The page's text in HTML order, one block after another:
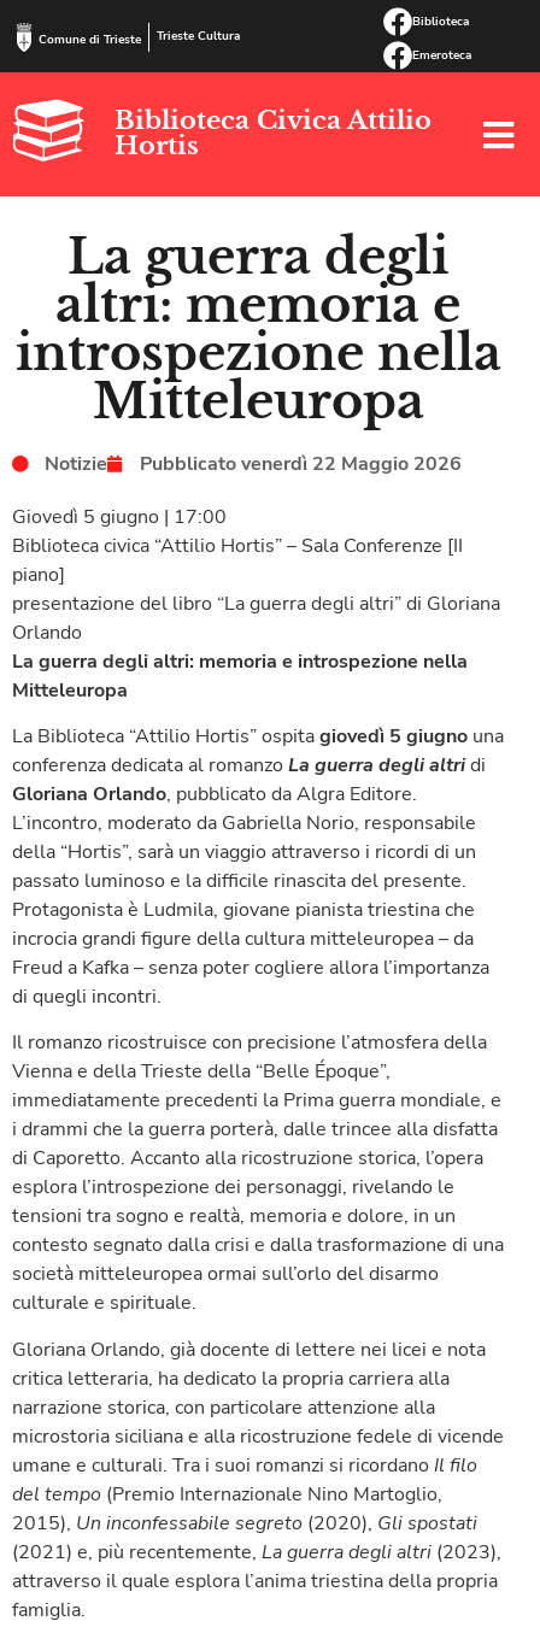
Comune di Trieste Trieste Cultura
Biblioteca
Emeroteca
Biblioteca Civica Attilio
Hortis
La guerra degli
altri: memoria e
introspezione nella
Mitteleuropa
Notizie Pubblicatovenerdì 22 Maggio 2026
Giovedì 5 giugno | 17:00
Biblioteca civica “Attilio Hortis” – Sala Conferenze [II
piano]
presentazione del libro “La guerra degli altri” di Gloriana
Orlando
La guerra degli altri: memoria e introspezione nella
Mitteleuropa
La Biblioteca “Attilio Hortis” ospitagiovedì 5 giugno una
conferenza dedicata al romanzo La guerra degli altridi
Gloriana Orlando, pubblicato da Algra Editore.
L’incontro, moderato da Gabriella Norio, responsabile
della “Hortis”, sarà un viaggio attraverso i ricordi di un
passato luminoso e la difficile rinascita del presente.
Protagonista è Ludmila, giovane pianista triestina che
incrocia grandi figure della cultura mitteleuropea – da
Freud a Kafka – senza poter cogliere allora l’importanza
di quegli incontri.
Il romanzo ricostruisce con precisione l’atmosfera della
Vienna e della Trieste della “Belle Époque”,
immediatamente precedenti la Prima guerra mondiale, e
i drammi che la guerra porterà, dalle trincee alla disfatta
di Caporetto. Accanto alla ricostruzione storica, l’opera
esplora l’introspezione dei personaggi, rivelando le
tensioni tra sogno e realtà, memoria e dolore, in un
contesto segnato dalla crisi e dalla trasformazione di una
società mitteleuropea ormai sull’orlo del disarmo
culturale e spirituale.
Gloriana Orlando, già docente di lettere nei licei e nota
critica letteraria, ha dedicato la propria carriera alla
narrazione storica, con particolare attenzione alla
microstoria siciliana e alla ricostruzione fedele di vicende
umane e culturali. Tra i suoi romanzi si ricordano Il filo
del tempo (Premio Internazionale Nino Martoglio,
2015), Un inconfessabile segreto (2020), Gli spostati
(2021) e, più recentemente, La guerra degli altri (2023),
attraverso il quale esplora l’anima triestina della propria
famiglia.